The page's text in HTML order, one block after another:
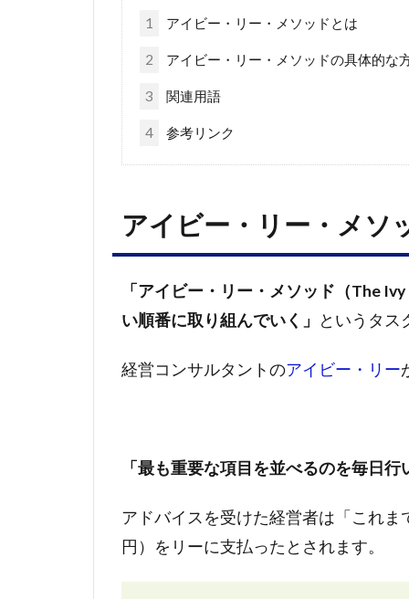
1 アイビー・リー・メソッドとは
2 アイビー・リー・メソッドの具体的な
3 関連用語
4 参考リンク
アイビー・リー・メソ
「アイビー・リー・メソッド（The
い順番に取り組んでいく」
というタス
経営コンサルタントのアイビー・リー
「最も重要な項目を並べるのを毎日
アドバイスを受けた経営者は「これ
円）をリーに支払ったとされます。